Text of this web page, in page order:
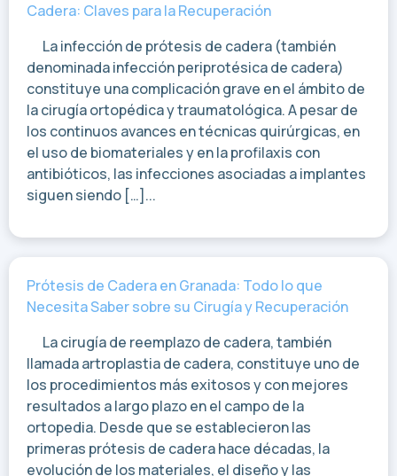
Cadera: Claves para la Recuperación
La infección de prótesis de cadera (también
denominada infección periprotésica de cadera)
constituye una complicación grave en el ámbito de
la cirugía ortopédica y traumatológica. A pesar de
los continuos avances en técnicas quirúrgicas, en
el uso de biomateriales y en la profilaxis con
antibióticos, las infecciones asociadas a implantes
siguen siendo […]...
Prótesis de Cadera en Granada: Todo lo que
Necesita Saber sobre su Cirugía y Recuperación
La cirugía de reemplazo de cadera, también
llamada artroplastia de cadera, constituye uno de
los procedimientos más exitosos y con mejores
resultados a largo plazo en el campo de la
ortopedia. Desde que se establecieron las
primeras prótesis de cadera hace décadas, la
evolución de los materiales, el diseño y las